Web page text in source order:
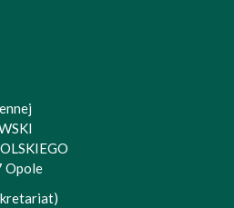
Opole